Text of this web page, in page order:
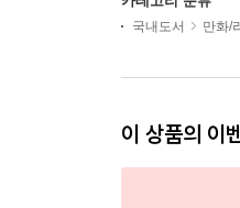
국내도서 만화/
이 상품의 이